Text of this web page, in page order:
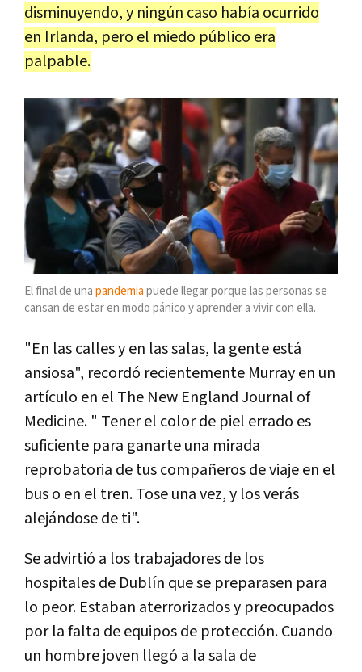
disminuyendo, y ningún caso había ocurrido
en Irlanda, pero el miedo público era
palpable.
El final de una pandemia puede llegar porque las personas se
cansan de estar en modo pánico y aprender a vivir con ella.
"En las calles y en las salas, la gente está
ansiosa", recordó recientemente Murray en un
artículo en el The New England Journal of
Medicine. " Tener el color de piel errado es
suficiente para ganarte una mirada
reprobatoria de tus compañeros de viaje en el
bus o en el tren. Tose una vez, y los verás
alejándose de ti".
Se advirtió a los trabajadores de los
hospitales de Dublín que se preparasen para
lo peor. Estaban aterrorizados y preocupados
por la falta de equipos de protección. Cuando
un hombre joven llegó a la sala de